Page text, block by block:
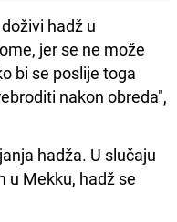
hadž u
jer se ne može
bi se poslije toga
nakon obreda",
hadža. U slučaju
u Mekku, hadž se